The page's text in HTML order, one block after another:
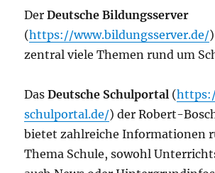
DerDeutsche Bildungsserver
(https://www.bildungsserver.de/
zentral viele Themen rund um
DasDeutsche Schulportal (
schulportal.de/) der Robert-
bietet zahlreiche Informationen
Thema Schule, sowohl